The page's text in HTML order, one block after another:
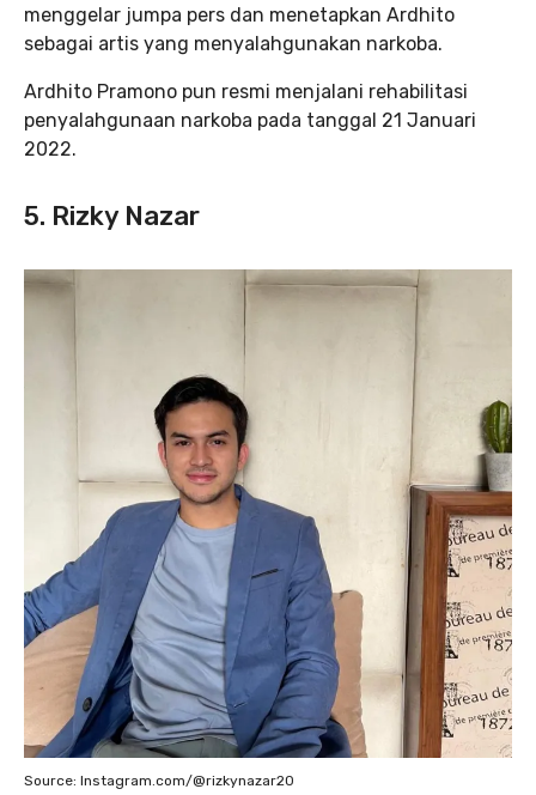
menggelar jumpa pers dan menetapkan Ardhito
sebagai artis yang menyalahgunakan narkoba.
Ardhito Pramono pun resmi menjalani rehabilitasi
penyalahgunaan narkoba pada tanggal 21 Januari
2022.
5. Rizky Nazar
Source: Instagram.com/@rizkynazar20